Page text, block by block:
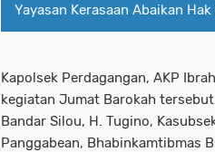
Yayasan Kerasaan Abaikan
Kapolsek Perdagangan, AKP
kegiatan Jumat Barokah
Bandar Silou, H. Tugino,
Panggabean, Bhabinkamtibmas